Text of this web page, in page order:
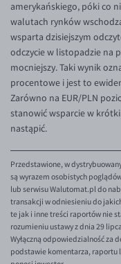
EUR/NZD
EUR/RON
EUR/SGD
EUR/TRY
EUR/ZAR
GBP/USD
GBP/CHF
amerykańskiego, póki co
walutach rynków
wsparta dzisiejszym
odczycie w listopadzie na
mocniejszy. Taki wynik
procentowe i jest to
Zarówno na EUR/PLN
stanowić wsparcie w
nastąpić.
Przedstawione, w
są wyrazem osobistych
lub serwisu Walutomat.pl do
transakcji w odniesieniu do
te jak i inne treści raportów nie
rozumieniu ustawy z dnia 29
Wyłączną odpowiedzialność za
podstawie komentarza, raportu